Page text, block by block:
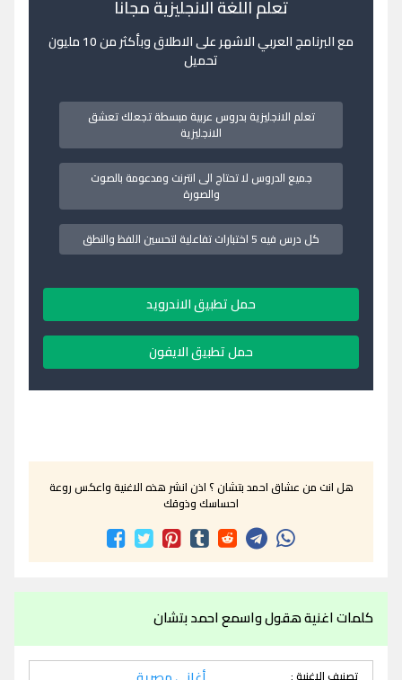
تعلم اللغة الانجليزية مجانا
مع البرنامج العربي الاشهر على الاطلاق وبأكثر من 10 مليون
تحميل
تعلم الانجليزية بدروس عربية مبسطة تجعلك تعشق
الانجليزية
جميع الدروس لا تحتاج الى انترنت ومدعومة بالصوت
والصورة
كل درس فيه 5 اختبارات تفاعلية لتحسين اللفظ والنطق
حمل تطبيق الاندرويد
حمل تطبيق الايفون
هل انت من عشاق احمد بتشان ؟ اذن انشر هذه الاغنية واعكس روعة
احساسك وذوقك
كلمات اغنية هقول واسمع احمد بتشان
تصنيف الاغنية :